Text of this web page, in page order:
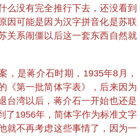
么没有完全推行下去，还没看到
因可能是因为汉字拼音化是苏联
关系闹僵以后这一套东西自然就
，是蒋介石时期，1935年8月，
《第一批简体字表》，后来因为
台湾以后，蒋介石一开始也还是
了1956年，简体字作为标准文字
就不再考虑这些事情了，因为一